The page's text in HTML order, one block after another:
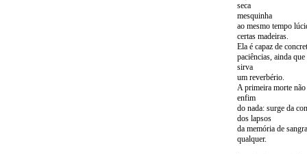
seca
mesquinha
ao mesmo tempo
certas madeiras.
Ela é capaz de
paciências, ainda que
sirva
um reverbério.
A primeira morte não
enfim
do nada: surge da
dos lapsos
da memória de
qualquer.